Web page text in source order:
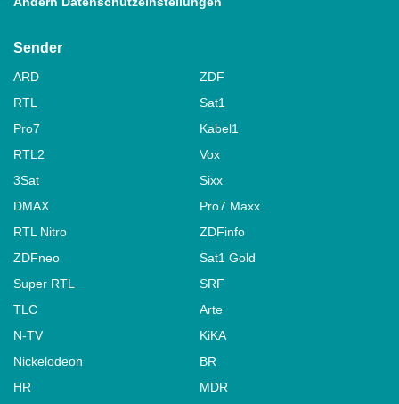
Sender
ARD
ZDF
RTL
Sat1
Pro7
Kabel1
RTL2
Vox
3Sat
Sixx
DMAX
Pro7 Maxx
RTL Nitro
ZDFinfo
ZDFneo
Sat1 Gold
Super RTL
SRF
TLC
Arte
N-TV
KiKA
Nickelodeon
BR
HR
MDR